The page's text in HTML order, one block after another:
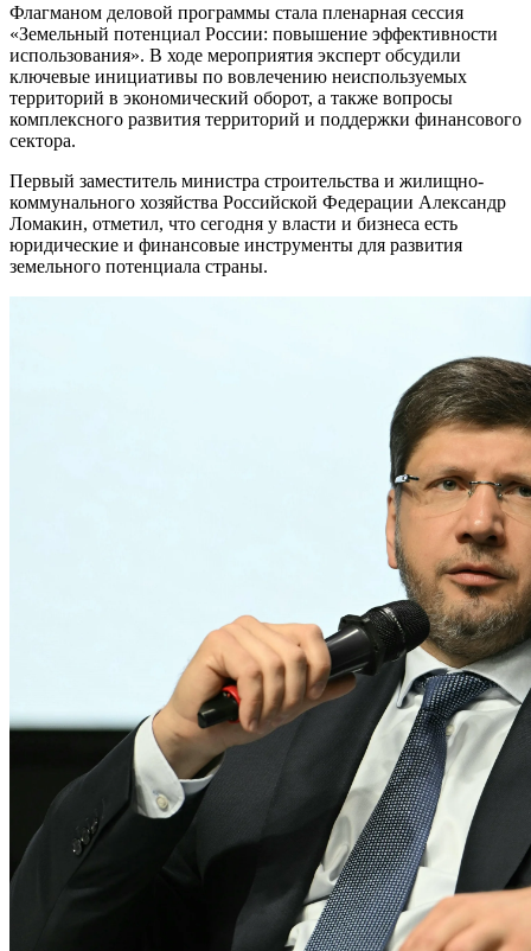
Флагманом деловой программы стала пленарная сессия
«Земельный потенциал России: повышение эффективности
использования». В ходе мероприятия эксперт обсудили
ключевые инициативы по вовлечению неиспользуемых
территорий в экономический оборот, а также вопросы
комплексного развития территорий и поддержки финансового
сектора.
Первый заместитель министра строительства и жилищно-
коммунального хозяйства Российской Федерации Александр
Ломакин, отметил, что сегодня у власти и бизнеса есть
юридические и финансовые инструменты для развития
земельного потенциала страны.